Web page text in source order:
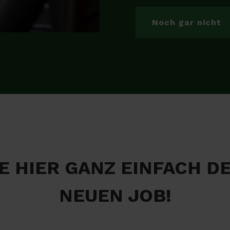
Noch gar nicht
HIER GANZ EINFACH
NEUEN JOB!